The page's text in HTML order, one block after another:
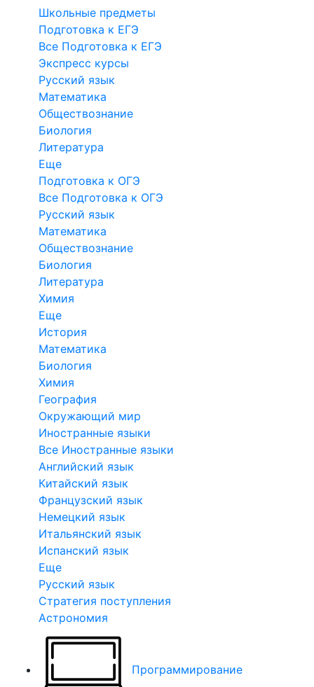
Школьные предметы
Подготовка к ЕГЭ
Все Подготовка к ЕГЭ
Экспресс курсы
Русский язык
Математика
Обществознание
Биология
Литература
Еще
Подготовка к ОГЭ
Все Подготовка к ОГЭ
Русский язык
Математика
Обществознание
Биология
Литература
Химия
Еще
История
Математика
Биология
Химия
География
Окружающий мир
Иностранные языки
Все Иностранные языки
Английский язык
Китайский язык
Французский язык
Немецкий язык
Итальянский язык
Испанский язык
Еще
Русский язык
Стратегия поступления
Астрономия
Программирование